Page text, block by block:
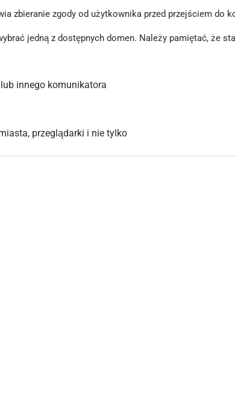
zbieranie zgody od użytkownika przed przejściem do
jedną z dostępnych domen. Należy pamiętać, że
innego komunikatora
przeglądarki i nie tylko